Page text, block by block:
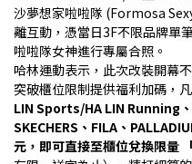
沙夢想家啦啦隊 (Formosa
離互動，憑當日3F不限品牌單
啦啦隊女神進行專屬合照。
哈林運動表示，此次改裝開幕
突破櫃位限制提供福利加碼，
LIN Sports/HA LIN Running
SKECHERS、FILA、
元，即可直接至櫃位兌換限量